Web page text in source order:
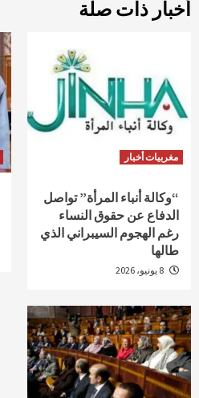
أخبار ذات صلة
مغربيات أخبار
“وكالة أنباء المرأة” تواصل
الدفاع عن حقوق النساء
رغم الهجوم السيبراني الذي
طالها